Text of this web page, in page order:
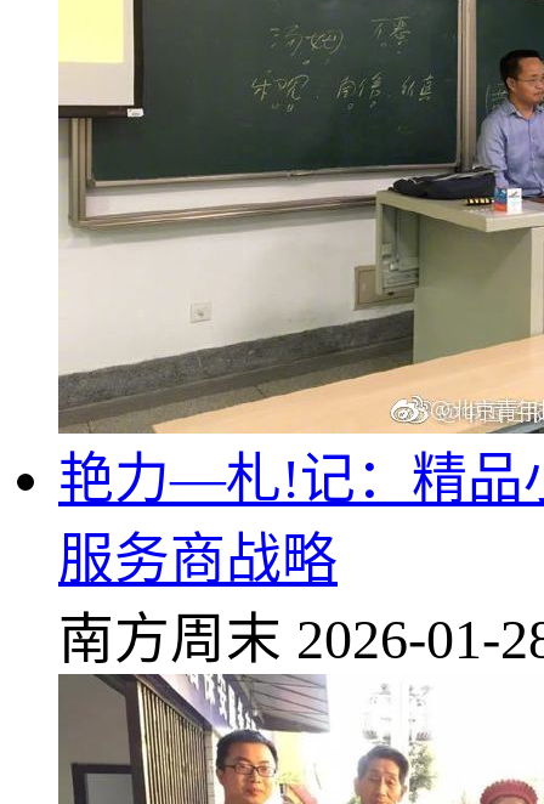
艳力—札!记：精品
服务商战略
南方周末 2026-01-